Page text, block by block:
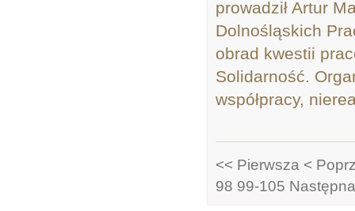
prowadził Artur
Dolnośląskich
obrad kwestii
Solidarność.
współpracy,
<< Pierwsza <
98 99-105